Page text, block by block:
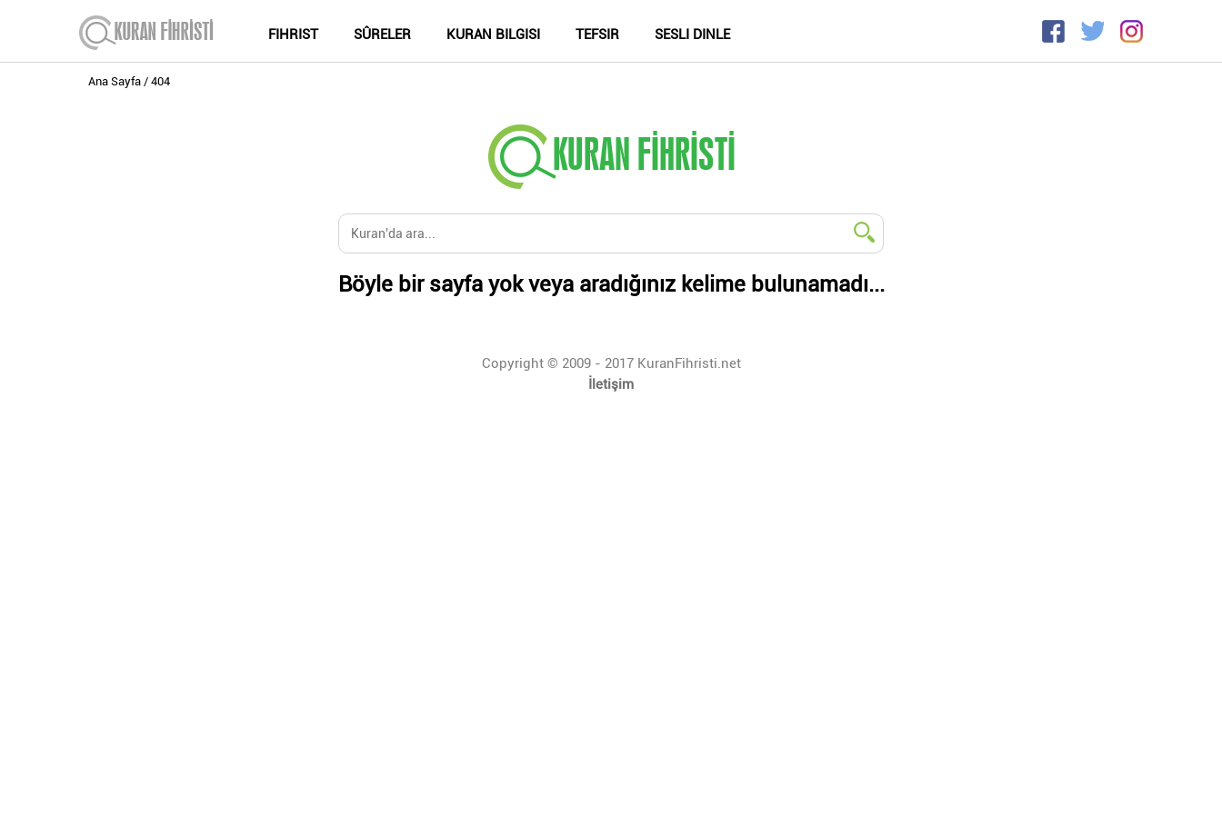
FIHRIST SÛRELER KURAN BILGISI TEFSIR SESLI DINLE
Ana Sayfa 404
Böyle bir sayfa yok veya aradığınız kelime bulunamadı...
Copyright © 2009 - 2017 KuranFihristi.net
İletişim